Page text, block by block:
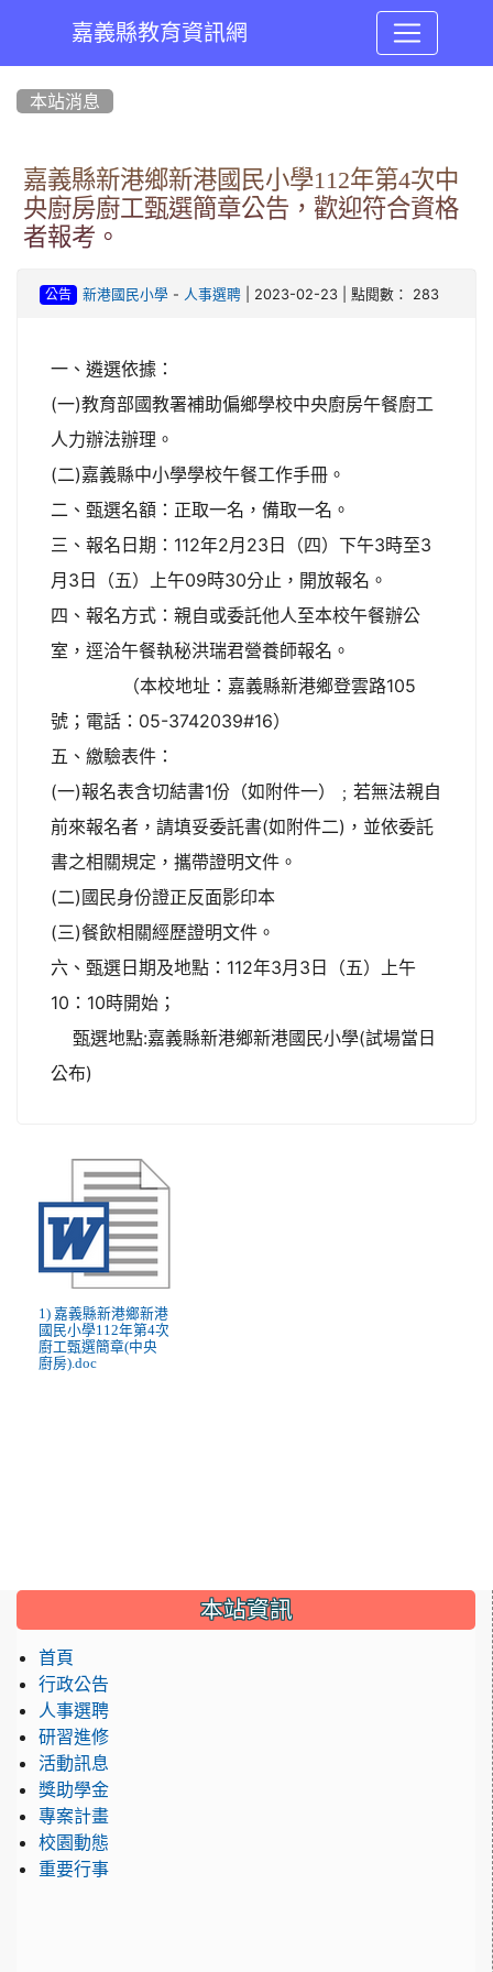
嘉義縣教育資訊網
本站消息
嘉義縣新港鄉新港國民小學112年第4次中
央廚房廚工甄選簡章公告，歡迎符合資格
者報考。
公告 新港國民小學- 人事選聘| 2023-02-23 | 點閱數： 283
一、遴選依據：
(一)教育部國教署補助偏鄉學校中央廚房午餐廚工
人力辦法辦理。
(二)嘉義縣中小學學校午餐工作手冊。
二、甄選名額：正取一名，備取一名。
三、報名日期：112年2月23日（四）下午3時至3
月3日（五）上午09時30分止，開放報名。
四、報名方式：親自或委託他人至本校午餐辦公
室，逕洽午餐執秘洪瑞君營養師報名。
（本校地址：嘉義縣新港鄉登雲路105
號；電話：05-3742039#16）
五、繳驗表件：
(一)報名表含切結書1份（如附件一）﹔若無法親自
前來報名者，請填妥委託書(如附件二)，並依委託
書之相關規定，攜帶證明文件。
(二)國民身份證正反面影印本
(三)餐飲相關經歷證明文件。
六、甄選日期及地點：112年3月3日（五）上午
10：10時開始；
甄選地點:嘉義縣新港鄉新港國民小學(試場當日
公布)
1) 嘉義縣新港鄉新港
國民小學112年第4次
廚工甄選簡章(中央
廚房).doc
::: 本站資訊
首頁
行政公告
人事選聘
研習進修
活動訊息
獎助學金
專案計畫
校園動態
重要行事